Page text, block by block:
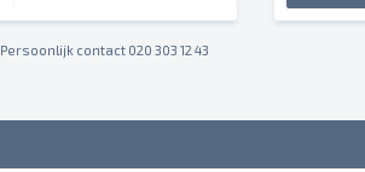
Persoonlijk contact 020 303 12 43